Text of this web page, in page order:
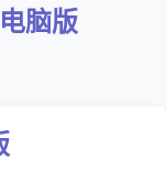
脑版